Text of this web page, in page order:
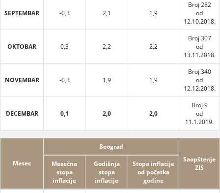
SEPTEMBAR -0,3 2,1 1,9
Broj 282
od
12.10.2018.
OKTOBAR 0,3 2,2 2,2
Broj 307
od
13.11.2018.
NOVEMBAR -0,3 1,9 1,9
Broj 340
od
12.12.2018.
DECEMBAR 0,1 2,0 2,0
Broj 9
od
11.1.2019.
Mesec
Beograd
Saopštenje
ZIS
Mesečna
stopa
inflacije
Godišnja
stopa
inflacije
Stopa inflacije
od početka
godine